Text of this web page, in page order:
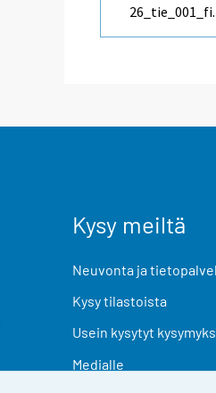
Kysy meiltä
Neuvonta ja
Kysy tilastoista
Usein kysytyt
Medialle